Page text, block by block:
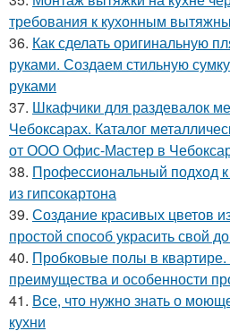
требования к кухонным
36. Как сделать оригинальную
руками. Создаем стильную
руками
37. Шкафчики для раздевалок
Чебоксарах. Каталог
от ООО Офис-Мастер в
38. Профессиональный подход
из гипсокартона
39. Создание красивых цветов
простой способ украсить свой
40. Пробковые полы в
преимущества и особенности
41. Все, что нужно знать о
кухни